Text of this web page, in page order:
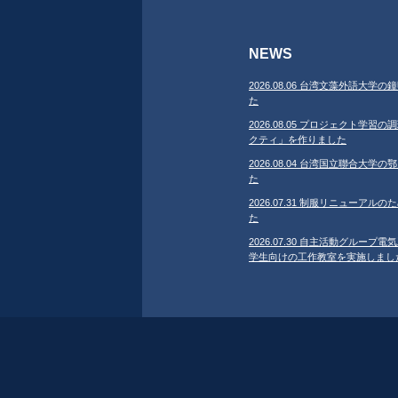
NEWS
2026.08.06 台湾文藻外語大学の
た
2026.08.05 プロジェクト学習の
クティ」を作りました
2026.08.04 台湾国立聯合大学の
た
2026.07.31 制服リニューアルの
た
2026.07.30 自主活動グループ電
学生向けの工作教室を実施しまし